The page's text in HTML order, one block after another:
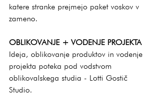
katere stranke prejmejo paket voskov v
zameno.
OBLIKOVANJE + VODENJE PROJEKTA
Ideja, oblikovanje produktov in vodenje
projekta poteka pod vodstvom
oblikovalskega studia - Lotti Gostič
Studio.